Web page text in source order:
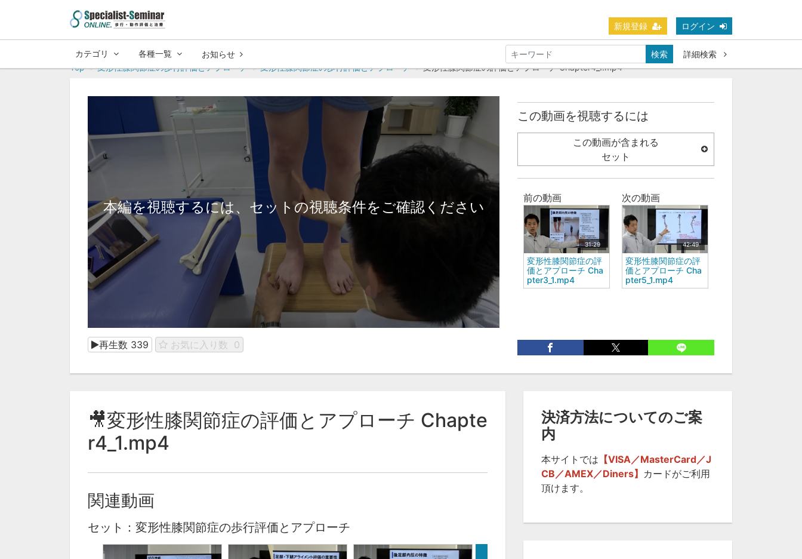
新規登録 ログイン
カテゴリ 各種一覧 お知らせ 検索
詳細検索
Top
変形性膝関節症の歩行評価とアプローチ 変形性膝関節症の歩行評価とアプローチ 変形性膝関節症の評価とアプローチ Chapter4_1.mp4
本編を視聴するには、セットの視聴条件をご確認ください
再生数 339 お気に入り数 0
この動画を視聴するには
この動画が含まれる
セット
前の動画
31:29
変形性膝関節症の評
価とアプローチ Cha
pter3_1.mp4
次の動画
42:49
変形性膝関節症の評
価とアプローチ Cha
pter5_1.mp4
🎥変形性膝関節症の評価とアプローチ Chapte
r4_1.mp4
関連動画
セット：変形性膝関節症の歩行評価とアプローチ
決済方法についてのご案
内
本サイトでは 【VISA／MasterCard／J
CB／AMEX／Diners】 カードがご利用
頂けます。